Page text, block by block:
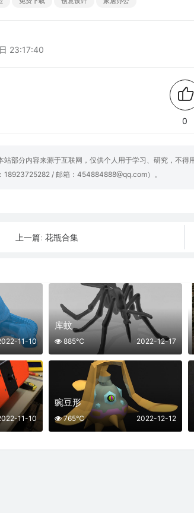
23:17:40
0
站部分内容来源于互联网，仅供个人用于学习、研究，不
18923725282 / 邮箱：454884888@qq.com）。
上一篇: 花瓶合集
11-10
库蚊
2022-12-17
885℃
11-10
豌豆形
2022-12-12
765℃